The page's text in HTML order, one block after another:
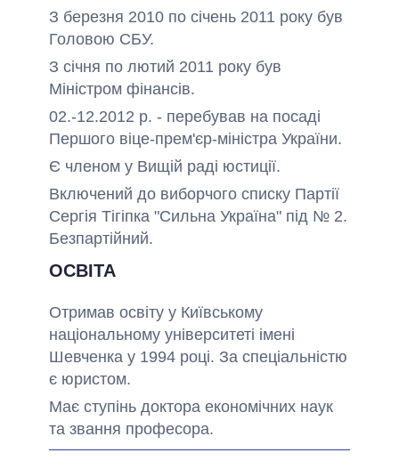
З березня 2010 по січень 2011 року був
Головою СБУ.
З січня по лютий 2011 року був
Міністром фінансів.
02.-12.2012 р. - перебував на посаді
Першого віце-прем'єр-міністра України.
Є членом у Вищій раді юстиції.
Включений до виборчого списку Партії
Сергія Тігіпка "Сильна Україна" під № 2.
Безпартійний.
ОСВІТА
Отримав освіту у Київському
національному університеті імені
Шевченка у 1994 році. За спеціальністю
є юристом.
Має ступінь доктора економічних наук
та звання професора.